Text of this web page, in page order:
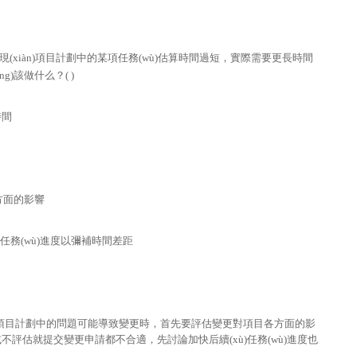
(xiàn)項目計劃中的某項任務(wù)估算時間過短，實際需要更長時間
該做什么？( )
面的影響
務(wù)進度以彌補時間差距
目計劃中的問題可能導致變更時，首先要評估變更對項目各方面的影
評估就提交變更申請都不合適，先討論加快后續(xù)任務(wù)進度也